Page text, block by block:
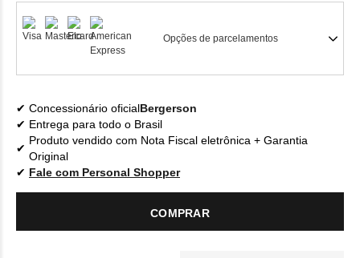
Opções de parcelamentos
Concessionário oficialBergerson
Entrega para todo o Brasil
Produto vendido com Nota Fiscal eletrônica + Garantia
Original
Fale com Personal Shopper
COMPRAR